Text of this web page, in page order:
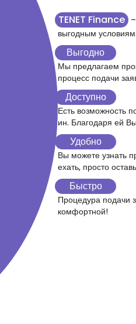
TENET Finance
выгодным условиям.
Выгодно
Мы предлагаем
процесс подачи
Доступно
Есть возможность
ин. Благодаря ей
Удобно
Вы можете узнать
ехать, просто
Быстро
Процедура подачи
комфортной!